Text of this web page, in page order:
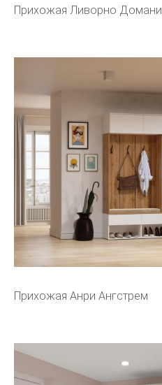
Прихожая Ливорно Домани
Прихожая Анри Ангстрем